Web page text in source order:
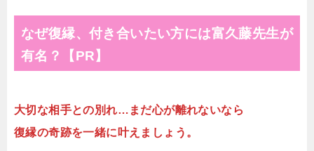
なぜ復縁、付き合いたい方には富久藤先生が
有名？【PR】
大切な相手との別れ…まだ心が離れないなら
復縁の奇跡を一緒に叶えましょう。